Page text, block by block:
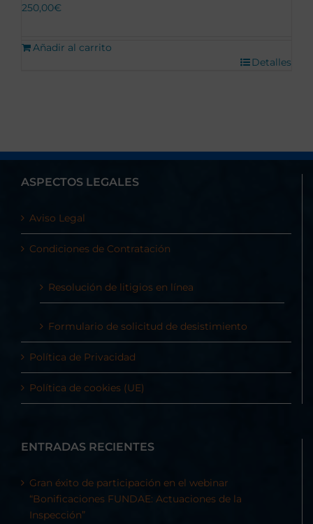
250,00€
Añadir al carrito
Detalles
ASPECTOS LEGALES
Aviso Legal
Condiciones de Contratación
Resolución de litigios en línea
Formulario de solicitud de desistimiento
Política de Privacidad
Política de cookies (UE)
ENTRADAS RECIENTES
Gran éxito de participación en el webinar
“Bonificaciones FUNDAE: Actuaciones de la
Inspección”